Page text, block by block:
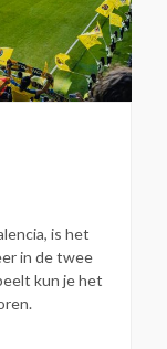
is het
in de twee
kun je het